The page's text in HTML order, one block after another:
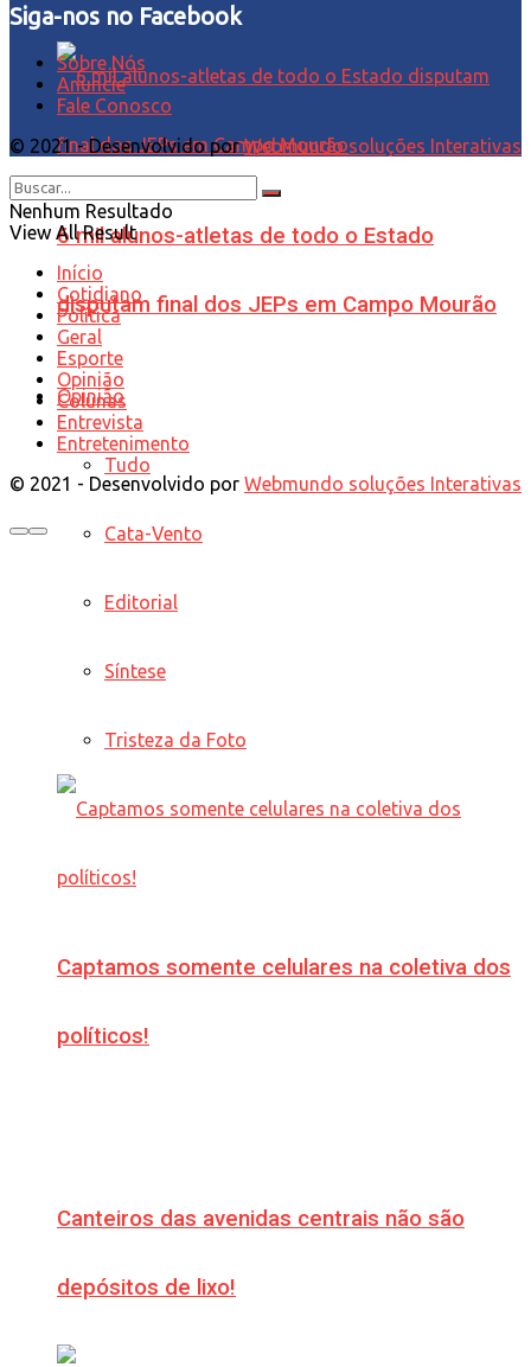
6 mil alunos-atletas de todo o Estado
disputam final dos JEPs em Campo Mourão
Opinião
Tudo
Cata-Vento
Editorial
Síntese
Tristeza da Foto
Captamos somente celulares na coletiva dos
políticos!
Canteiros das avenidas centrais não são
depósitos de lixo!
Siga-nos no Facebook
Sobre Nós
Anuncie
Fale Conosco
© 2021 - Desenvolvido porWebmundo soluções Interativas
Nenhum Resultado
View All Result
Início
Cotidiano
Política
Geral
Esporte
Opinião
Colunas
Entrevista
Entretenimento
© 2021 - Desenvolvido por Webmundo soluções Interativas